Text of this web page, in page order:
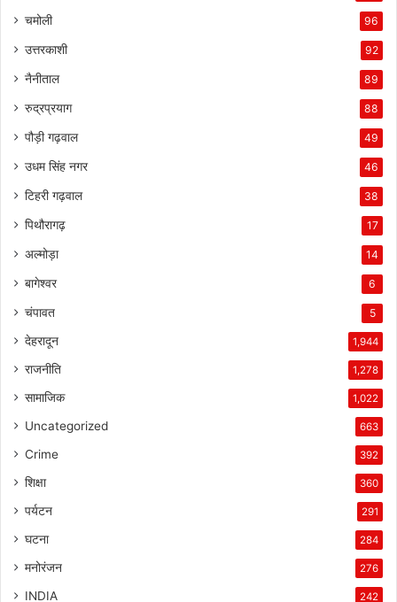
चमोली 96
उत्तरकाशी 92
नैनीताल 89
रुद्रप्रयाग 88
पौड़ी गढ़वाल 49
उधम सिंह नगर 46
टिहरी गढ़वाल 38
पिथौरागढ़ 17
अल्मोड़ा 14
बागेश्वर 6
चंपावत 5
देहरादून 1,944
राजनीति 1,278
सामाजिक 1,022
Uncategorized 663
Crime 392
शिक्षा 360
पर्यटन 291
घटना 284
मनोरंजन 276
INDIA 242